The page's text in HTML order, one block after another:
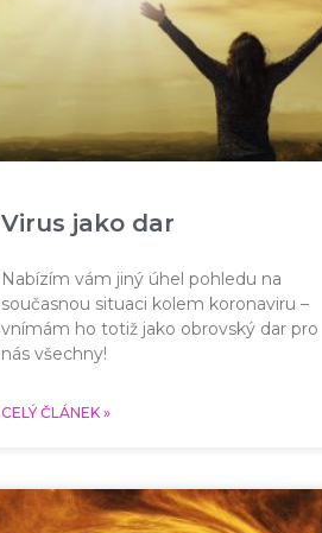
Virus jako dar
Nabízím vám jiný úhel pohledu na
současnou situaci kolem koronaviru –
vnímám ho totiž jako obrovský dar pro
nás všechny!
CELÝ ČLÁNEK »